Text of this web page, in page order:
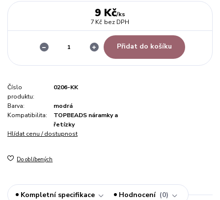
9 Kč/ks
7 Kč bez DPH
Přidat do košíku
Číslo
produktu:
0206-KK
Barva:
modrá
Kompatibilita:
TOPBEADS náramky a
řetízky
Hlídat cenu / dostupnost
Do oblíbených
Kompletní specifikace Hodnocení 0